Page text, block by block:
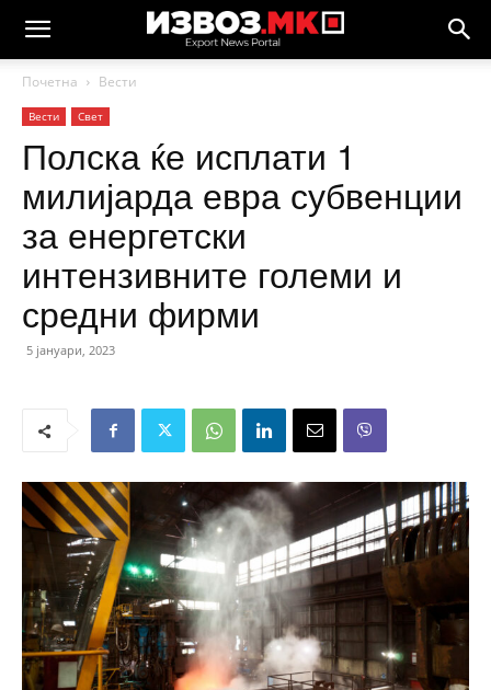
Почетна Вести
Вести Свет
Полска ќе исплати 1
милијарда евра субвенции
за енергетски
интензивните големи и
средни фирми
5 јануари, 2023